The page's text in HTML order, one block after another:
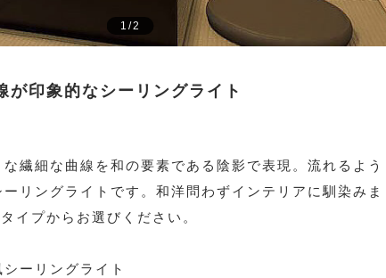
1/2
が印象的なシーリングライト
繊細な曲線を和の要素である陰影で表現。流れるよう
リングライトです。和洋問わずインテリアに馴染みま
イプからお選びください。
シーリングライト